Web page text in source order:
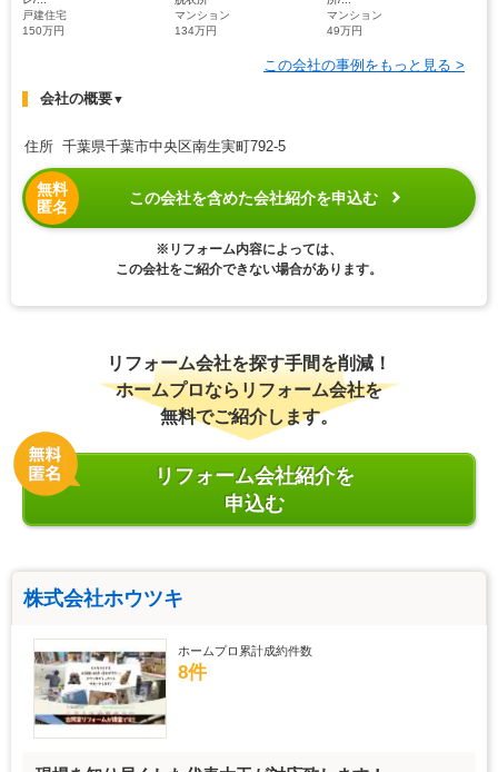
戸建住宅
150万円
マンション
134万円
マンション
49万円
この会社の事例をもっと見る >
会社の概要▼
住所 千葉県千葉市中央区南生実町792-5
無料
匿名
この会社を含めた会社紹介を申込む
※リフォーム内容によっては、
この会社をご紹介できない場合があります。
リフォーム会社を探す手間を削減！
ホームプロならリフォーム会社を
無料でご紹介します。
リフォーム会社紹介を
申込む
株式会社ホウツキ
ホームプロ累計成約件数
8件